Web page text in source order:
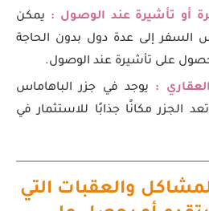
أو تأشيرة عند الوصول : يمكن
السفر إلى عدة دول بدون الحاجة
على تأشيرة عند الوصول.
: يوجد في جزر الباهاماس
مكانًا جذابًا للاستثمار في
والعقبات التي